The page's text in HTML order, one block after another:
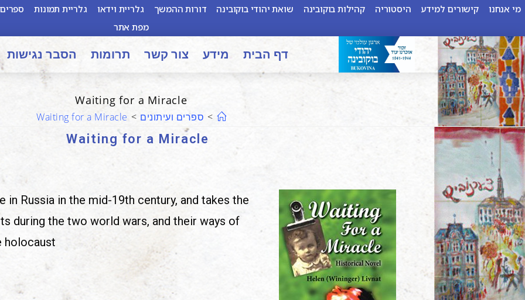
מי אנחנו קישורים למידע היסטוריה קהילות בוקובינה שואת יהודי בוקובינה דורות ההמשך גלריית וידאו גלריית תמונות
מפת אתר
דף הבית מידע צור קשר תרומות הסבר נגישות
Waiting for a Miracle
> ספרים ועיתונים >
Waiting for a Miracle
Waiting for a Miracle
in Russia in the mid-19th century, and takes the
during the two world wars, and their ways of
holocaust